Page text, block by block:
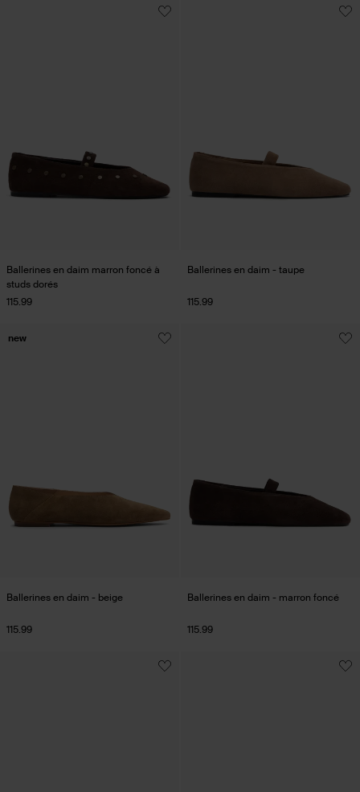
Ballerines en daim marron foncé à
studs dorés
115.99
Ballerines en daim - taupe
115.99
Ballerines en daim - beige
115.99
new
Ballerines en daim - marron foncé
115.99